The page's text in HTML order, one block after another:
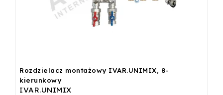
Rozdzielacz montażowy IVAR.UNIMIX, 8-
kierunkowy
IVAR.UNIMIX